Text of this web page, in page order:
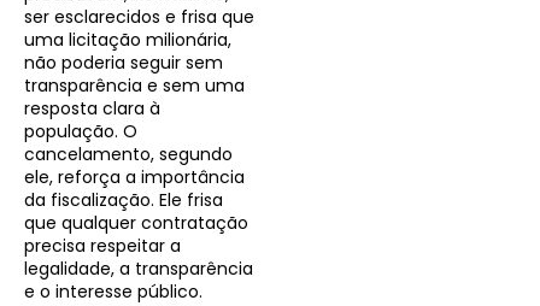
ser esclarecidos e frisa que
uma licitação milionária,
não poderia seguir sem
transparência e sem uma
resposta clara à
população. O
cancelamento, segundo
ele, reforça a importância
da fiscalização. Ele frisa
que qualquer contratação
precisa respeitar a
legalidade, a transparência
e o interesse público.